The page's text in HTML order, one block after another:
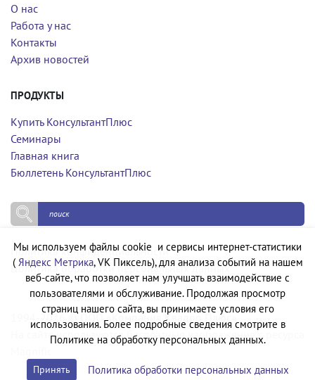
О нас
Работа у нас
Контакты
Архив новостей
ПРОДУКТЫ
Купить КонсультантПлюс
Семинары
Главная книга
Бюллетень КонсультантПлюс
Политика конфиденциальности
Политика обработки персональных данных
1994-2026 © ООО «Компания Квадро Плюс»
На сайте используются бесплатные изображения с ресурса
Мы используем файлы cookie и сервисы интернет-статистики
( Яндекс Метрика, VK Пиксель), для анализа событий на нашем
веб-сайте, что позволяет нам улучшать взаимодействие с
пользователями и обслуживание. Продолжая просмотр
страниц нашего сайта, вы принимаете условия его
использования. Более подробные сведения смотрите в
Политике на обработку персональных данных.
Принять Политика обработки персональных данных